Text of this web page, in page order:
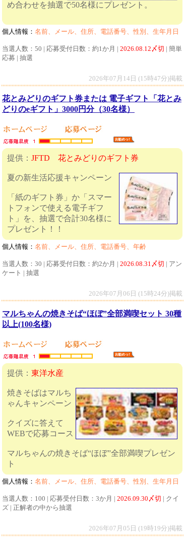
め合わせを抽選で50名様にプレゼント。
個人情報： 名前、メール、住所、電話番号、性別、生年月日
当選人数：50 | 応募受付日数：約1か月 | 2026.08.12〆切 | 簡単
応募 | 抽選
2026年07月14日 (15時47分)掲載
花とみどりのギフト券または 電子ギフト「花とみ
どりのeギフト」3000円分（30名様）
提供： JFTD 花とみどりのギフト券
夏の新生活応援キャンペーン
「紙のギフト券」か「スマー
トフォンで使える電子ギフ
ト」を、抽選で合計30名様に
プレゼント！！
個人情報： 名前、メール、住所、電話番号、年齢
当選人数：30 | 応募受付日数：約2か月 | 2026.08.31〆切 | アン
ケート | 抽選
2026年07月06日 (15時24分)掲載
マルちゃんの焼きそば“ほぼ”全部満喫セット 30種
以上(100名様)
提供： 東洋水産
焼きそばはマルち
ゃんキャンペーン
クイズに答えて
WEBで応募コース
マルちゃんの焼きそば“ほぼ”全部満喫プレゼン
ト
個人情報： 名前、メール、住所、電話番号、性別、生年月日
当選人数：100 | 応募受付日数：3か月 | 2026.09.30〆切 | クイ
ズ | 正解者の中から抽選
2026年07月05日 (19時19分)掲載